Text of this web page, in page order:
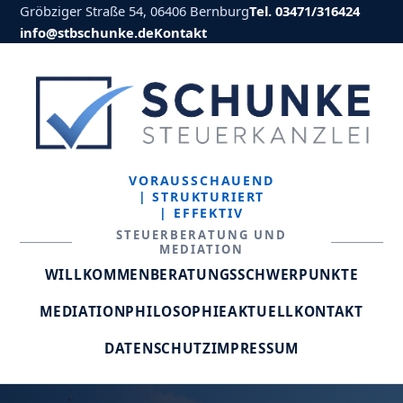
Gröbziger Straße 54, 06406 BernburgTel. 03471/316424
info@stbschunke.deKontakt
VORAUSSCHAUEND
| STRUKTURIERT
| EFFEKTIV
STEUERBERATUNG UND
MEDIATION
WILLKOMMENBERATUNGSSCHWERPUNKTE
MEDIATIONPHILOSOPHIEAKTUELLKONTAKT
DATENSCHUTZIMPRESSUM